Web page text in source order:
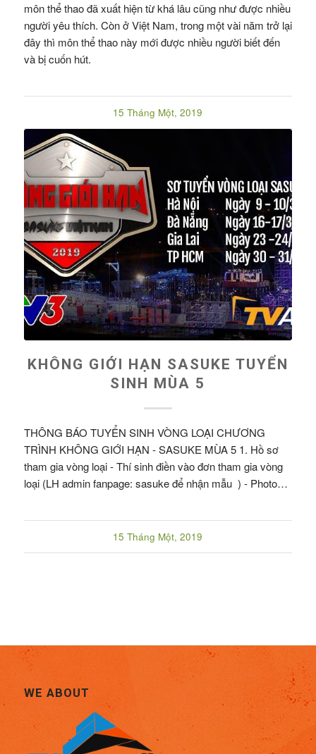
môn thể thao đã xuất hiện từ khá lâu cũng như được nhiều
người yêu thích. Còn ở Việt Nam, trong một vài năm trở lại
đây thì môn thể thao này mới được nhiều người biết đến
và bị cuốn hút.
15 Tháng Một, 2019
KHÔNG GIỚI HẠN SASUKE TUYỂN
SINH MÙA 5
THÔNG BÁO TUYỂN SINH VÒNG LOẠI CHƯƠNG
TRÌNH KHÔNG GIỚI HẠN - SASUKE MÙA 5 1. Hồ sơ
tham gia vòng loại - Thí sinh điền vào đơn tham gia vòng
loại (LH admin fanpage: sasuke để nhận mẫu ) - Photo…
15 Tháng Một, 2019
WE ABOUT